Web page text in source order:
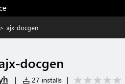
> ajx-docgen
docgen
| 27 installs |